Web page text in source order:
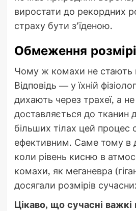
виростати до рекордних
страху бути з’їденою.
Обмеження
Чому ж комахи не стають
Відповідь — у їхній
дихають через трахеї, а не
доставляється до тканин
більших тілах цей процес
ефективним. Саме тому в
коли рівень кисню в
комахи, як меганевра
досягали розмірів
Цікаво, що сучасні